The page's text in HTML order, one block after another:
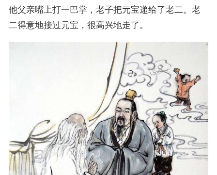
他父亲嘴上打一巴掌，老子把元宝递给了老二。老
二得意地接过元宝，很高兴地走了。